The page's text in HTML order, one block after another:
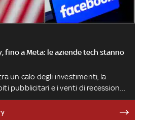
fino a Meta: le aziende tech stanno
un calo degli investimenti, la
pubblicitari e i venti di recessione
parte dell’Occidente. Tra la fine
2023 tantissimi lavoratori lasciati a